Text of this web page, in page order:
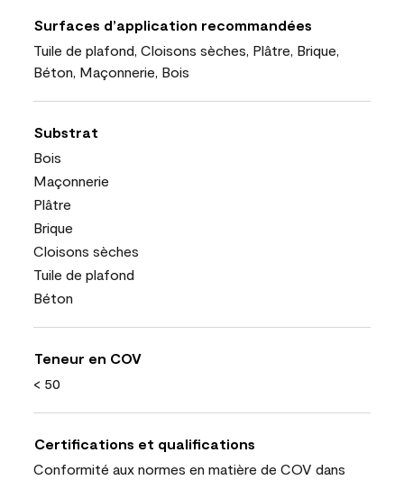
Surfaces d’application recommandées
Tuile de plafond, Cloisons sèches, Plâtre, Brique,
Béton, Maçonnerie, Bois
Substrat
Bois
Maçonnerie
Plâtre
Brique
Cloisons sèches
Tuile de plafond
Béton
Teneur en COV
< 50
Certifications et qualifications
Conformité aux normes en matière de COV dans